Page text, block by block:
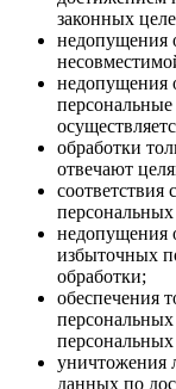
законных
недопущения
недопущения
обработки
отвечают
недопущения
избыточных
обработки;
обеспечения
уничтожения
данных по